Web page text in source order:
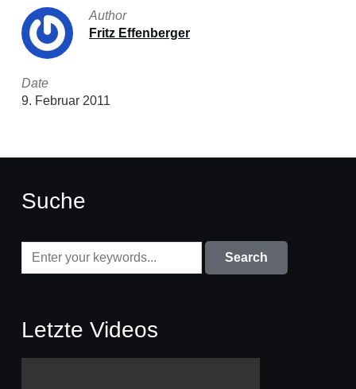
Author
Fritz Effenberger
Date
9. Februar 2011
Suche
Letzte Videos